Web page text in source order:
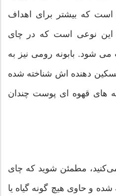
است که بیشتر برای اهداف
این نوعی است که در چای
می شود. بابونه رومی نیز به
دهنده اش شناخته شده
های قهوه ای پوست چندان
می‌کنید، مطمئن شوید که چای
شده و حاوی هیچ گونه گیاه یا